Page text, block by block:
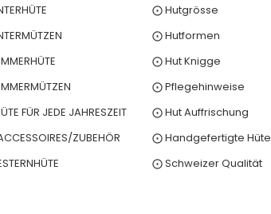
FÜR JEDE JAHRESZEIT
ZUBEHÖR
⨀ Hutgrösse
⨀ Hutformen
⨀ Hut Knigge
⨀ Pflegehinweise
⨀ Hut Auffrischung
⨀ Handgefertigte Hüte
⨀ Schweizer Qualität